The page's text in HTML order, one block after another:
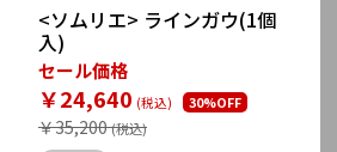
<ソムリエ> ラインガウ(1個
入)
セール価格
￥24,640 30%OFF
￥35,200